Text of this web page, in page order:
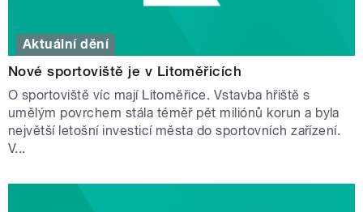
Aktuální dění
Nové sportoviště je v Litoměřicích
O sportoviště víc mají Litoměřice. Vstavba hřiště s
umělým povrchem stála téměř pět miliónů korun a byla
největší letošní investicí města do sportovních zařízení.
V...